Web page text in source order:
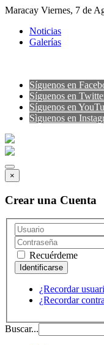
Maracay Viernes, 7 de
Noticias
Galerías
Síguenos en
Síguenos en
Síguenos en
Sìguenos en
×
Crear una Cuenta
Recuérdeme
¿Recordar
¿Recordar
Buscar...